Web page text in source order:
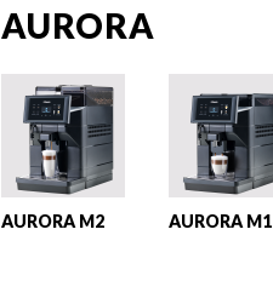
AURORA
AURORA M2 AURORA M1